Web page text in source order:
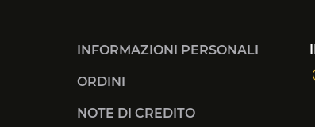
INFORMAZIONI PERSONALI
ORDINI
NOTE DI CREDITO